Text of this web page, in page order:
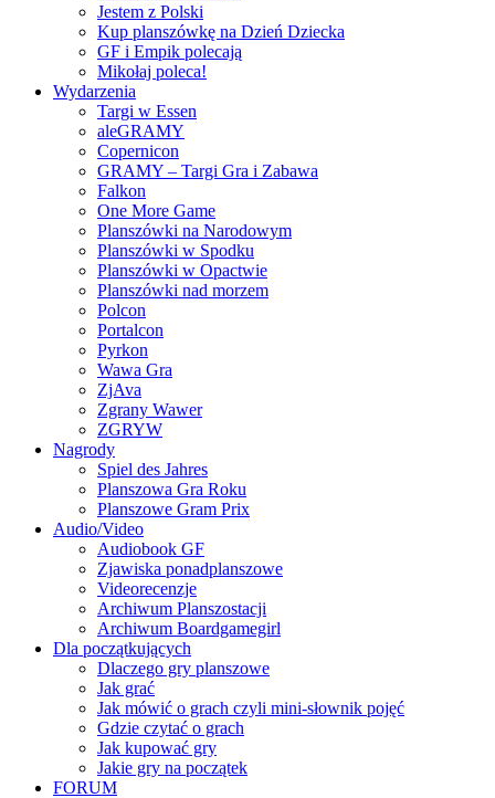
Jestem z Polski
Kup planszówkę na Dzień Dziecka
GF i Empik polecają
Mikołaj poleca!
Wydarzenia
Targi w Essen
aleGRAMY
Copernicon
GRAMY – Targi Gra i Zabawa
Falkon
One More Game
Planszówki na Narodowym
Planszówki w Spodku
Planszówki w Opactwie
Planszówki nad morzem
Polcon
Portalcon
Pyrkon
Wawa Gra
ZjAva
Zgrany Wawer
ZGRYW
Nagrody
Spiel des Jahres
Planszowa Gra Roku
Planszowe Gram Prix
Audio/Video
Audiobook GF
Zjawiska ponadplanszowe
Videorecenzje
Archiwum Planszostacji
Archiwum Boardgamegirl
Dla początkujących
Dlaczego gry planszowe
Jak grać
Jak mówić o grach czyli mini-słownik pojęć
Gdzie czytać o grach
Jak kupować gry
Jakie gry na początek
FORUM